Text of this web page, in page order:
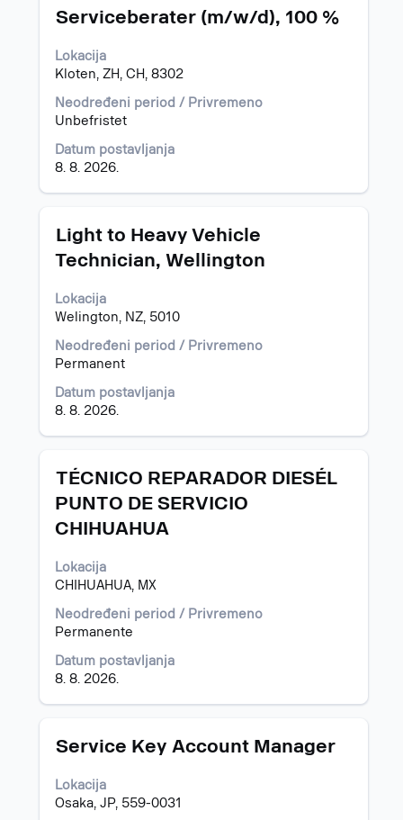
Naslov
Serviceberater (m/w/d), 100 %
Lokacija
Kloten, ZH, CH, 8302
Neodređeni period / Privremeno
Unbefristet
Datum postavljanja
8. 8. 2026.
Izaberite
razmaknicom
da
prikazali
celokupan
informacija
o
poslu.
Naslov
Light to Heavy Vehicle
Technician, Wellington
Lokacija
Welington, NZ, 5010
Neodređeni period / Privremeno
Permanent
Datum postavljanja
8. 8. 2026.
Izaberite
razmaknicom
biste
prikazali
celokupan
sadržaj
o
poslu.
Naslov
TÉCNICO REPARADOR DIESÉL
PUNTO DE SERVICIO
CHIHUAHUA
Lokacija
CHIHUAHUA, MX
Neodređeni period / Privremeno
Permanente
Datum postavljanja
8. 8. 2026.
Izaberite
razmaknicom
da
prikazali
celokupan
informacija
o
poslu.
Naslov
Service Key Account Manager
Lokacija
Osaka, JP, 559-0031
Izaberite
razmaknicom
da